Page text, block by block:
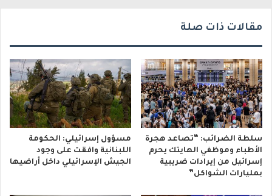
مقالات ذات صلة
سلطة الضرائب: “تصاعد هجرة
الأطباء وموظفي الهايتك يحرم
إسرائيل من إيرادات ضريبية
بمليارات الشواكل”
مسؤول إسرائيلي: الحكومة
اللبنانية وافقت على وجود
الجيش الإسرائيلي داخل أراضيها